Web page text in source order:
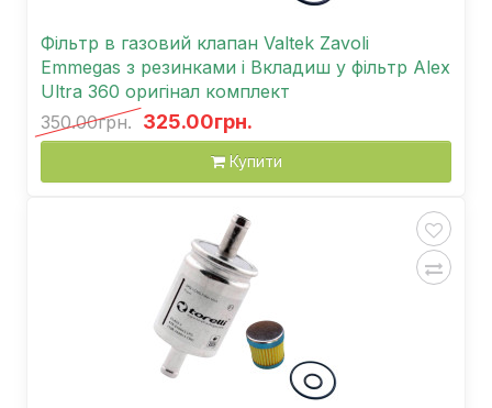
Фільтр в газовий клапан Valtek Zavoli
Emmegas з резинками і Вкладиш у фільтр Alex
Ultra 360 оригінал комплект
350.00грн. 325.00грн.
Купити